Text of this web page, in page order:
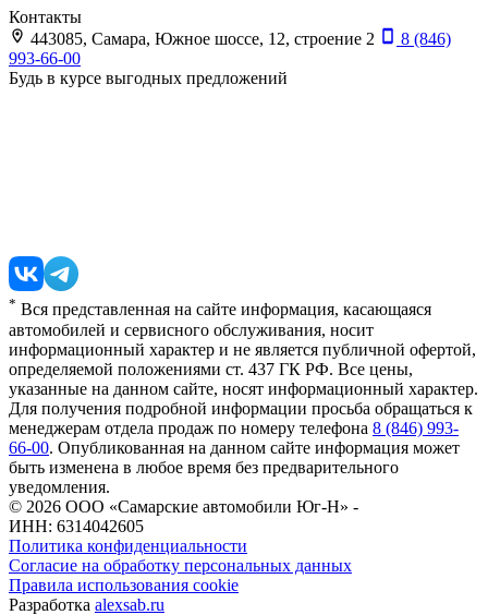
Контакты
443085, Самара, Южное шоссе, 12, строение 2
8 (846)
993-66-00
Будь в курсе выгодных предложений
* Вся представленная на сайте информация, касающаяся
автомобилей и сервисного обслуживания, носит
информационный характер и не является публичной офертой,
определяемой положениями ст. 437 ГК РФ. Все цены,
указанные на данном сайте, носят информационный характер.
Для получения подробной информации просьба обращаться к
менеджерам отдела продаж по номеру телефона 8 (846) 993-
66-00. Опубликованная на данном сайте информация может
быть изменена в любое время без предварительного
уведомления.
© 2026 ООО «Самарские автомобили Юг-Н» -
ИНН: 6314042605
Политика конфиденциальности
Согласие на обработку персональных данных
Правила использования cookie
Разработка alexsab.ru